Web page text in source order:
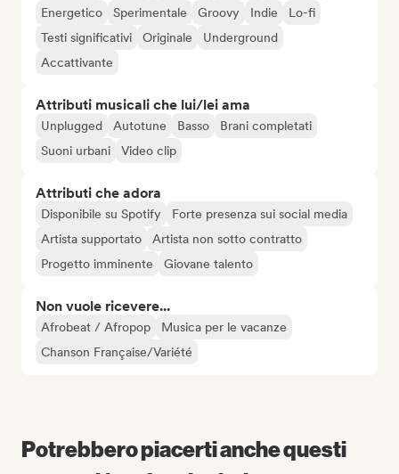
Energetico
Sperimentale Groovy Indie
Lo-fi
Testi significativi
Originale
Underground
Accattivante
Attributi musicali che lui/lei ama
Unplugged Autotune Basso
Brani completati
Suoni urbani
Video clip
Attributi che adora
Disponibile su Spotify
Forte presenza sui social media
Artista supportato
Artista non sotto contratto
Progetto imminente
Giovane talento
Non vuole ricevere...
Afrobeat / Afropop
Musica per le vacanze
Chanson Française/Variété
Potrebbero piacerti anche questi